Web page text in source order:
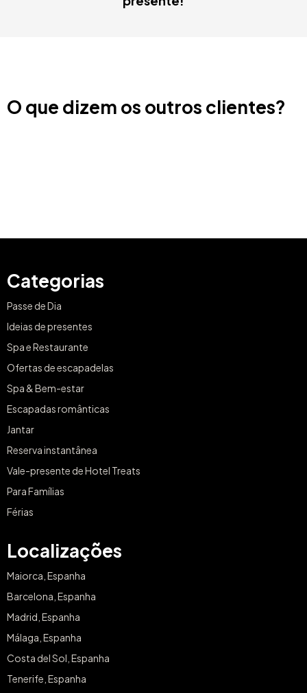
O que dizem os outros clientes?
Categorias
Passe de Dia
Ideias de presentes
Spa e Restaurante
Ofertas de escapadelas
Spa & Bem-estar
Escapadas românticas
Jantar
Reserva instantânea
Vale-presente de Hotel Treats
Para Famílias
Férias
Localizações
Maiorca, Espanha
Barcelona, Espanha
Madrid, Espanha
Málaga, Espanha
Costa del Sol, Espanha
Tenerife, Espanha